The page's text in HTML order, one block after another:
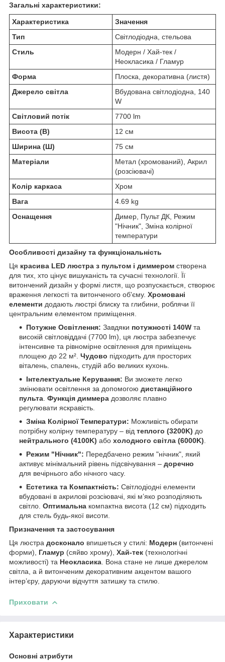
Загальні характеристики:
Характеристика
Значення
Тип
Світлодіодна, стельова
Стиль
Модерн / Хай-тек /
Неокласика / Гламур
Форма
Плоска, декоративна (листя)
Джерело світла
Вбудована світлодіодна, 140
W
Світловий потік
7700 lm
Висота (В)
12 см
Ширина (Ш)
75 см
Матеріали
Метал (хромований), Акрил
(розсіювачі)
Колір каркаса
Хром
Вага
4.69 kg
Оснащення
Димер, Пульт ДК, Режим
"Нічник", Зміна колірної
температури
Особливості дизайну та функціональність
Ця красива LED люстра з пультом і диммером створена
для тих, хто цінує вишуканість та сучасні технології. Її
витончений дизайн у формі листя, що розпускається, створює
враження легкості та витонченого об'єму. Хромовані
елементи додають люстрі блиску та глибини, роблячи її
центральним елементом приміщення.
Потужне Освітлення: Завдяки потужності 140W та
високій світловіддачі (7700 lm), ця люстра забезпечує
інтенсивне та рівномірне освітлення для приміщень
площею до 22 м². Чудово підходить для просторих
віталень, спалень, студій або великих кухонь.
Інтелектуальне Керування: Ви зможете легко
змінювати освітлення за допомогою дистанційного
пульта Функція диммера дозволяє плавно
регулювати яскравість.
Зміна Колірної Температури: Можливість обирати
потрібну колірну температуру – від теплого (3200K) до
нейтрального (4100K) або холодного світла (6000K)
Режим "Нічник": Передбачено режим "нічник", який
активує мінімальний рівень підсвічування – доречно
для вечірнього або нічного часу.
Естетика та Компактність: Світлодіодні елементи
вбудовані в акрилові розсіювачі, які м’яко розподіляють
світло. Оптимальна компактна висота (12 см) підходить
для стель будь-якої висоти.
Призначення та застосування
Ця люстра досконало впишеться у стилі: Модерн (витончені
форми), Гламур (сяйво хрому), Хай-тек (технологічні
можливості) та Неокласика . Вона стане не лише джерелом
світла, а й витонченим декоративним акцентом вашого
інтер’єру, даруючи відчуття затишку та стилю.
Приховати
Характеристики
Основні атрибути